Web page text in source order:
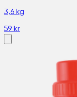
3,6 kg
59 kr